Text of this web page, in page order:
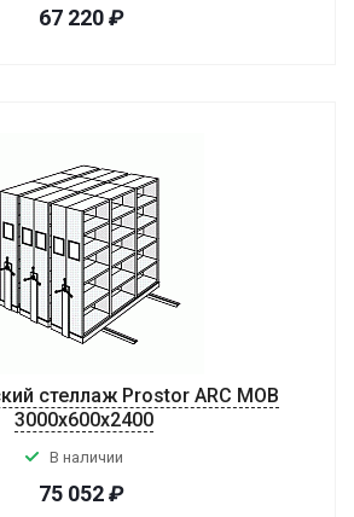
67 220₽
стеллаж Prostor ARC MOB
3000x600x2400
В наличии
75 052₽